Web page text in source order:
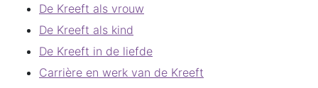
De Kreeft als vrouw
De Kreeft als kind
De Kreeft in de liefde
Carrière en werk van de Kreeft